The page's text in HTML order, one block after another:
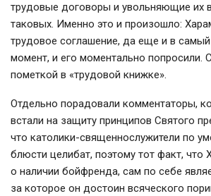
трудовые договоры и увольняющие их
таковых. Именно это и произошло:
трудовое соглашение, да еще и в
момент, и его моментально попросили.
пометкой в «трудовой книжке».
Отдельно порадовали комментаторы,
встали на защиту принципов Святого
что католики-священнослужители по
блюсти целибат, поэтому тот факт, что
о наличии бойфренда, сам по себе
за которое он достоин всяческого